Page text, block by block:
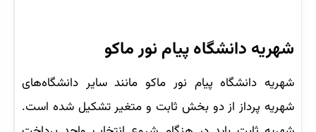
شهریه دانشگاه پیام نور ماکو
شهریه دانشگاه پیام نور ماکو مانند سایر دانشگاه‌های
شهریه پرداز از دو بخش ثابت و متغیر تشکیل شده است.